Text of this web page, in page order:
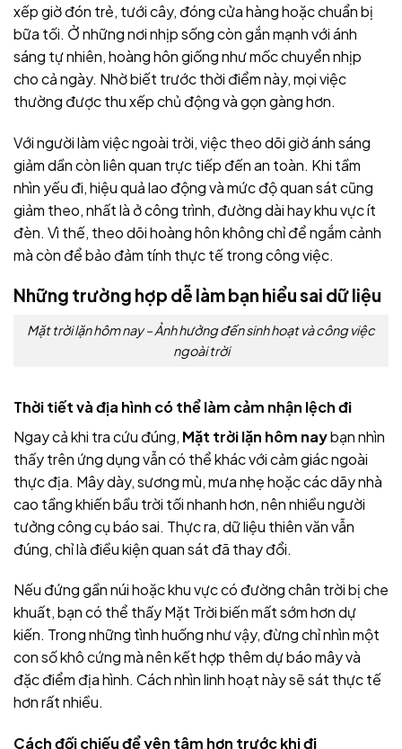
xếp giờ đón trẻ, tưới cây, đóng cửa hàng hoặc chuẩn bị
bữa tối. Ở những nơi nhịp sống còn gắn mạnh với ánh
sáng tự nhiên, hoàng hôn giống như mốc chuyển nhịp
cho cả ngày. Nhờ biết trước thời điểm này, mọi việc
thường được thu xếp chủ động và gọn gàng hơn.
Với người làm việc ngoài trời, việc theo dõi giờ ánh sáng
giảm dần còn liên quan trực tiếp đến an toàn. Khi tầm
nhìn yếu đi, hiệu quả lao động và mức độ quan sát cũng
giảm theo, nhất là ở công trình, đường dài hay khu vực ít
đèn. Vì thế, theo dõi hoàng hôn không chỉ để ngắm cảnh
mà còn để bảo đảm tính thực tế trong công việc.
Những trường hợp dễ làm bạn hiểu sai dữ liệu
Mặt trời lặn hôm nay – Ảnh hưởng đến sinh hoạt và công việc
ngoài trời
Thời tiết và địa hình có thể làm cảm nhận lệch đi
Ngay cả khi tra cứu đúng, Mặt trời lặn hôm naybạn nhìn
thấy trên ứng dụng vẫn có thể khác với cảm giác ngoài
thực địa. Mây dày, sương mù, mưa nhẹ hoặc các dãy nhà
cao tầng khiến bầu trời tối nhanh hơn, nên nhiều người
tưởng công cụ báo sai. Thực ra, dữ liệu thiên văn vẫn
đúng, chỉ là điều kiện quan sát đã thay đổi.
Nếu đứng gần núi hoặc khu vực có đường chân trời bị che
khuất, bạn có thể thấy Mặt Trời biến mất sớm hơn dự
kiến. Trong những tình huống như vậy, đừng chỉ nhìn một
con số khô cứng mà nên kết hợp thêm dự báo mây và
đặc điểm địa hình. Cách nhìn linh hoạt này sẽ sát thực tế
hơn rất nhiều.
Cách đối chiếu để yên tâm hơn trước khi đi